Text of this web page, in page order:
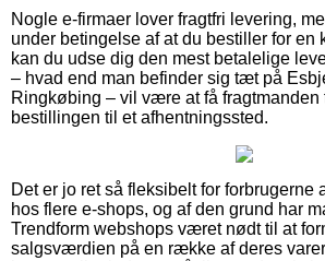
Nogle e-firmaer lover fragtfri levering,
under betingelse af at du bestiller for en
kan du udse dig den mest betalelige
– hvad end man befinder sig tæt på
Ringkøbing – vil være at få fragtmanden
bestillingen til et afhentningssted.
Det er jo ret så fleksibelt for forbrugerne
hos flere e-shops, og af den grund har
Trendform webshops været nødt til at
salgsværdien på en række af deres